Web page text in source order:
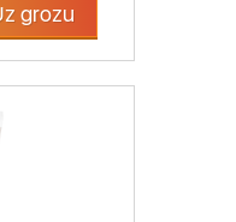
grozu